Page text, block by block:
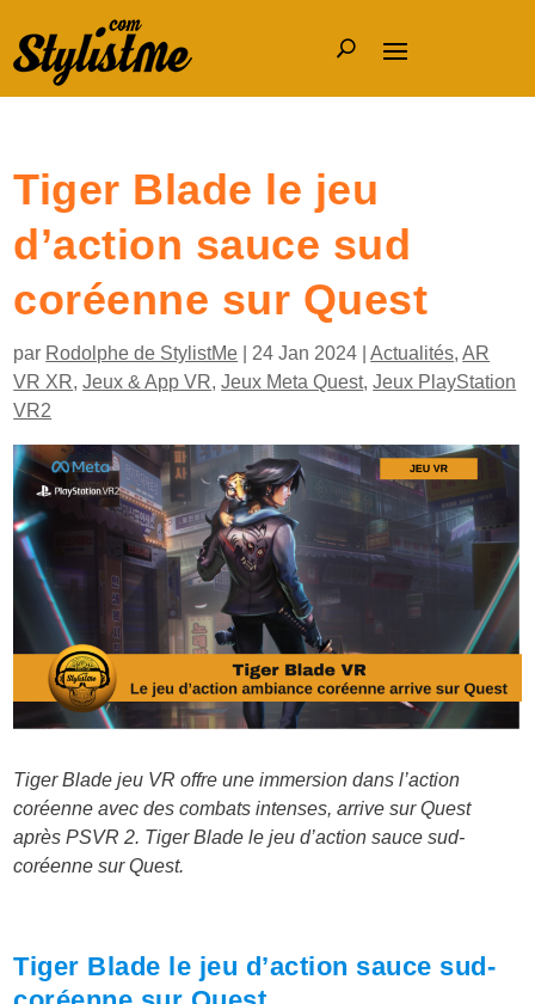
Tiger Blade le jeu
d’action sauce sud
coréenne sur Quest
par Rodolphe de StylistMe 24 Jan 2024 |Actualités,AR
VR XR,Jeux & App VR,Jeux Meta Quest,Jeux PlayStation
VR2
Tiger Blade jeu VR offre une immersion dans l’action
coréenne avec des combats intenses, arrive sur Quest
après PSVR 2. Tiger Blade le jeu d’action sauce sud-
coréenne sur Quest.
Tiger Blade le jeu d’action sauce sud-